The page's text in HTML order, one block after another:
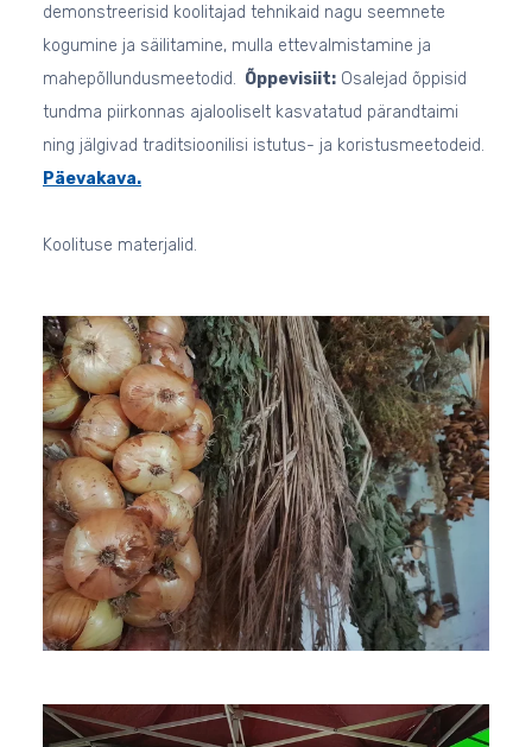
demonstreerisid koolitajad tehnikaid nagu seemnete
kogumine ja säilitamine, mulla ettevalmistamine ja
mahepõllundusmeetodid. Õppevisiit: Osalejad õppisid
tundma piirkonnas ajalooliselt kasvatatud pärandtaimi
ning jälgivad traditsioonilisi istutus- ja koristusmeetodeid.
Päevakava.
Koolituse materjalid.